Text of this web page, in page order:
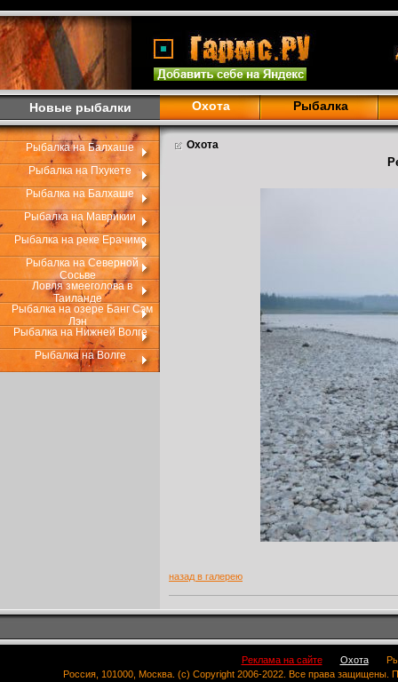
Новые рыбалки Охота Рыбалка
Рыбалка на Балхаше
Рыбалка на Пхукете
Рыбалка на Балхаше
Рыбалка на Маврикии
Рыбалка на реке Ерачимо
Рыбалка на Северной
Сосьве
Ловля змееголова в
Таиланде
Рыбалка на озере Банг Сэм
Лэн
Рыбалка на Нижней Волге
Рыбалка на Волге
Охота
назад в галерею
Реклама на сайте Охота
Россия, 101000, Москва. (c) Copyright 2006-2022. Все права защищены.